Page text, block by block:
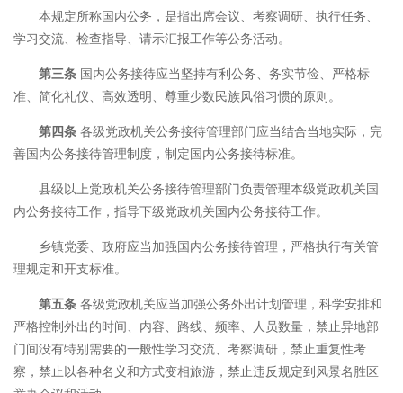
本规定所称国内公务，是指出席会议、考察调研、执行任务、
学习交流、检查指导、请示汇报工作等公务活动。
第三条 国内公务接待应当坚持有利公务、务实节俭、严格标
准、简化礼仪、高效透明、尊重少数民族风俗习惯的原则。
第四条 各级党政机关公务接待管理部门应当结合当地实际，完
善国内公务接待管理制度，制定国内公务接待标准。
县级以上党政机关公务接待管理部门负责管理本级党政机关国
内公务接待工作，指导下级党政机关国内公务接待工作。
乡镇党委、政府应当加强国内公务接待管理，严格执行有关管
理规定和开支标准。
第五条 各级党政机关应当加强公务外出计划管理，科学安排和
严格控制外出的时间、内容、路线、频率、人员数量，禁止异地部
门间没有特别需要的一般性学习交流、考察调研，禁止重复性考
察，禁止以各种名义和方式变相旅游，禁止违反规定到风景名胜区